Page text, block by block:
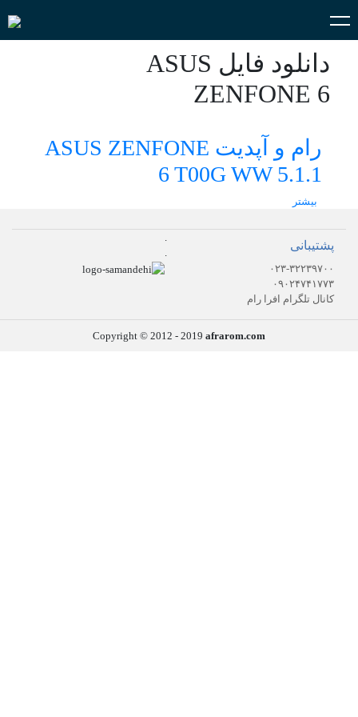
دانلود فایل ASUS
ZENFONE 6
رام و آپدیت ASUS ZENFONE
6 T00G WW 5.1.1
بیشتر
پشتیبانی
۰۲۳-۳۲۲۳۹۷۰۰
۰۹۰۲۴۷۴۱۷۷۳
کانال تلگرام افرا رام
.
.
Copyright © 2012 - 2019 afrarom.com